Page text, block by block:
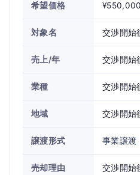
希望価格
対象名 交渉開始
売上/年 交渉開始
業種 交渉開始
地域 交渉開始
譲渡形式 事業譲渡
売却理由 交渉開始